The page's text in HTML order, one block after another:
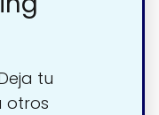
tu
otros